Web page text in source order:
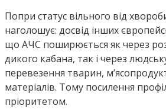
Попри статус вільного від
наголошує: досвід інших
що АЧС поширюється як через
дикого кабана, так і через
перевезення тварин,
матеріалів. Тому посилення
пріоритетом.